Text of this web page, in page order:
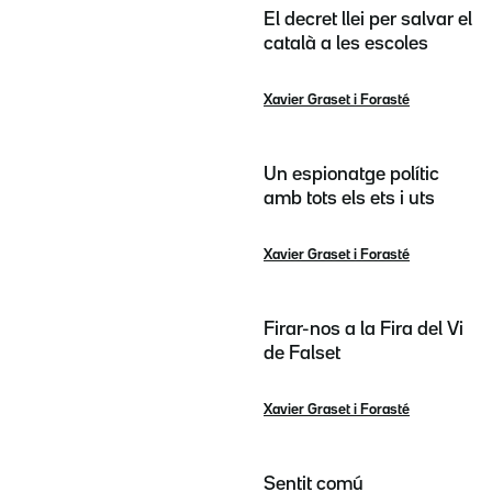
El decret llei per salvar el
català a les escoles
Xavier Graset i Forasté
Un espionatge polític
amb tots els ets i uts
Xavier Graset i Forasté
Firar-nos a la Fira del Vi
de Falset
Xavier Graset i Forasté
Sentit comú